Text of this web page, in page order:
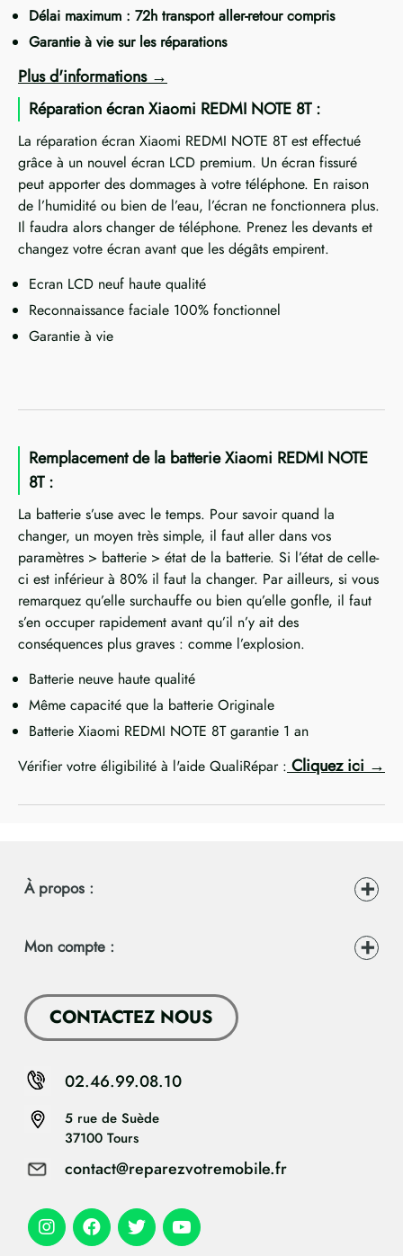
Délai maximum : 72h transport aller-retour compris
Garantie à vie sur les réparations
Plus d'informations
Réparation écran Xiaomi REDMI NOTE 8T :
La réparation écran Xiaomi REDMI NOTE 8T est effectué
grâce à un nouvel écran LCD premium. Un écran fissuré
peut apporter des dommages à votre téléphone. En raison
de l’humidité ou bien de l’eau, l’écran ne fonctionnera plus.
Il faudra alors changer de téléphone. Prenez les devants et
changez votre écran avant que les dégâts empirent.
Ecran LCD neuf haute qualité
Reconnaissance faciale 100% fonctionnel
Garantie à vie
Remplacement de la batterie Xiaomi REDMI NOTE
8T :
La batterie s’use avec le temps. Pour savoir quand la
changer, un moyen très simple, il faut aller dans vos
paramètres > batterie > état de la batterie. Si l’état de celle-
ci est inférieur à 80% il faut la changer. Par ailleurs, si vous
remarquez qu’elle surchauffe ou bien qu’elle gonfle, il faut
s’en occuper rapidement avant qu’il n’y ait des
conséquences plus graves : comme l’explosion.
Batterie neuve haute qualité
Même capacité que la batterie Originale
Batterie Xiaomi REDMI NOTE 8T garantie 1 an
Vérifier votre éligibilité à l'aide QualiRépar : Cliquez ici
À propos :
Mon compte :
CONTACTEZ NOUS
5 rue de Suède
37100 Tours
contact@reparezvotremobile.fr
02.46.99.08.10